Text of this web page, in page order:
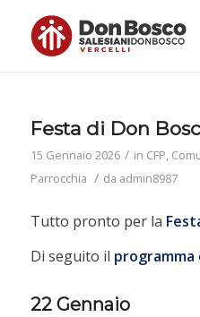
Festa di Don
15 Gennaio 2026 / in CFP,
Parrocchia / da admin8987
Tutto pronto per la
Di seguito il programma
22 Gennaio